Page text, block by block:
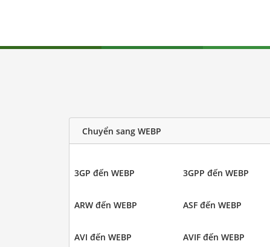
Chuyển sang WEBP
3GP đến WEBP 3GPP đến WEBP
ARW đến WEBP ASF đến WEBP
AVI đến WEBP AVIF đến WEBP